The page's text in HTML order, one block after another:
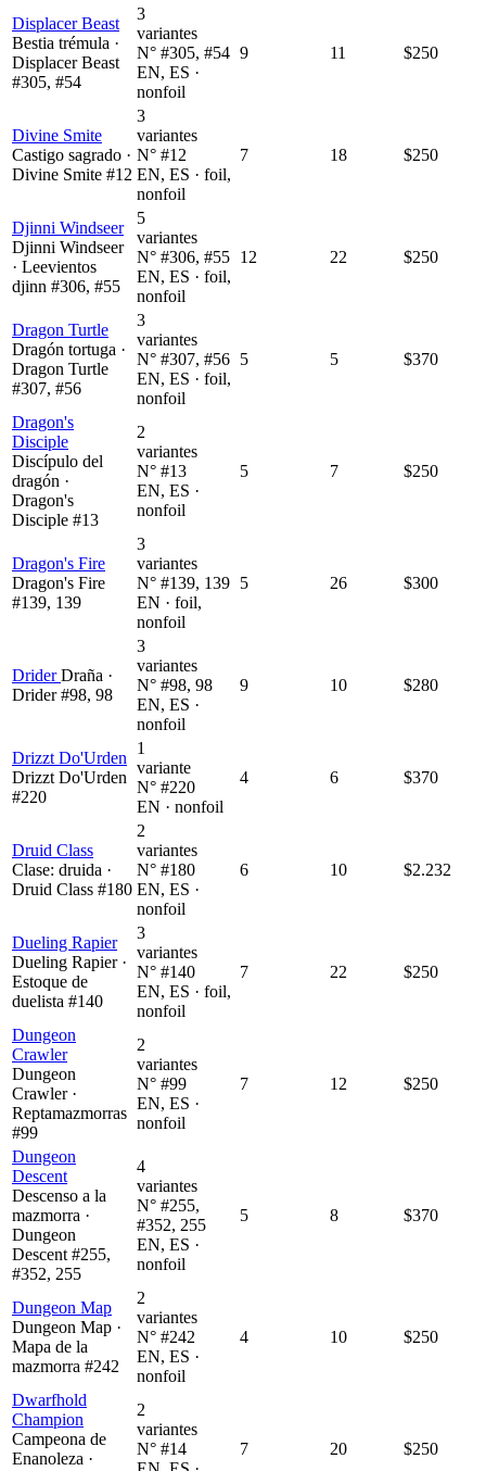
Displacer Beast
Bestia trémula ·
Displacer Beast
#305, #54
3
variantes
N° #305, #54
EN, ES ·
nonfoil
9 11 $250
Divine Smite
Castigo sagrado ·
Divine Smite #12
3
variantes
N° #12
EN, ES · foil,
nonfoil
7 18 $250
Djinni Windseer
Djinni Windseer
· Leevientos
djinn #306, #55
5
variantes
N° #306, #55
EN, ES · foil,
nonfoil
12 22 $250
Dragon Turtle
Dragón tortuga ·
Dragon Turtle
#307, #56
3
variantes
N° #307, #56
EN, ES · foil,
nonfoil
5 5 $370
Dragon's
Disciple
Discípulo del
dragón ·
Dragon's
Disciple #13
2
variantes
N° #13
EN, ES ·
nonfoil
5 7 $250
Dragon's Fire
Dragon's Fire
#139, 139
3
variantes
N° #139, 139
EN · foil,
nonfoil
5 26 $300
DriderDraña ·
Drider #98, 98
3
variantes
N° #98, 98
EN, ES ·
nonfoil
9 10 $280
Drizzt Do'Urden
Drizzt Do'Urden
#220
1
variante
N° #220
EN · nonfoil
4 6 $370
Druid Class
Clase: druida ·
Druid Class #180
2
variantes
N° #180
EN, ES ·
nonfoil
6 10 $2.232
Dueling Rapier
Dueling Rapier ·
Estoque de
duelista #140
3
variantes
N° #140
EN, ES · foil,
nonfoil
7 22 $250
Dungeon
Crawler
Dungeon
Crawler ·
Reptamazmorras
#99
2
variantes
N° #99
EN, ES ·
nonfoil
7 12 $250
Dungeon
Descent
Descenso a la
mazmorra ·
Dungeon
Descent #255,
#352, 255
4
variantes
N° #255,
#352, 255
EN, ES ·
nonfoil
5 8 $370
Dungeon Map
Dungeon Map ·
Mapa de la
mazmorra #242
2
variantes
N° #242
EN, ES ·
nonfoil
4 10 $250
Dwarfhold
Champion
Campeona de
Enanoleza ·
2
variantes
N° #14
7 20 $250